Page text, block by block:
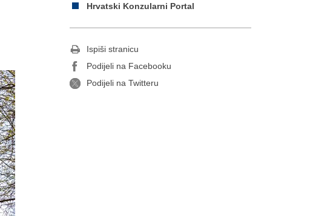
Hrvatski Konzularni Portal
Ispiši stranicu
Podijeli na Facebooku
Podijeli na Twitteru